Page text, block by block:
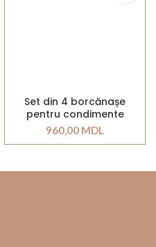
Set din 4 borcănașe
pentru condimente
960,00 MDL